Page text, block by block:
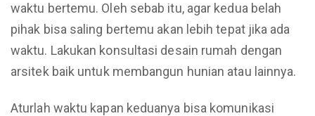
waktu bertemu. Oleh sebab itu, agar kedua belah
pihak bisa saling bertemu akan lebih tepat jika ada
waktu. Lakukan konsultasi desain rumah dengan
arsitek baik untuk membangun hunian atau lainnya.
Aturlah waktu kapan keduanya bisa komunikasi